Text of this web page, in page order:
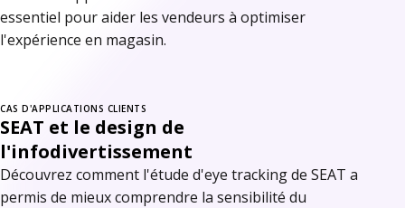
essentiel pour aider les vendeurs à optimiser
l'expérience en magasin.
CAS D'APPLICATIONS CLIENTS
SEAT et le design de
l'infodivertissement
Découvrez comment l'étude d'eye tracking de SEAT a
permis de mieux comprendre la sensibilité du